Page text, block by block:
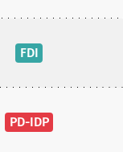
FDI
PD-IDP